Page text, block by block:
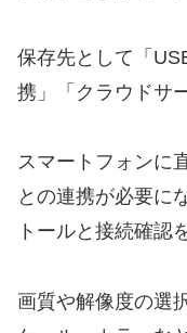
保存先として「
携」「クラウドサ
スマートフォンに
との連携が必要に
トールと接続確認
画質や解像度の選